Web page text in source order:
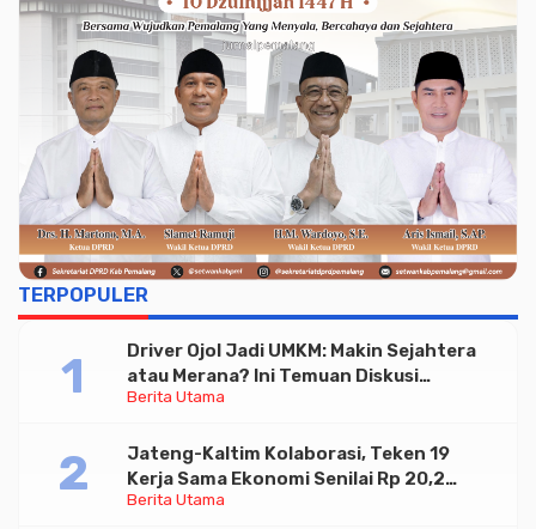
TERPOPULER
Berita Utama
Driver Ojol Jadi UMKM: Makin Sejahtera
atau Merana? Ini Temuan Diskusi
Paramadina
Berita Utama
Jateng-Kaltim Kolaborasi, Teken 19
Kerja Sama Ekonomi Senilai Rp 20,2
Triliun